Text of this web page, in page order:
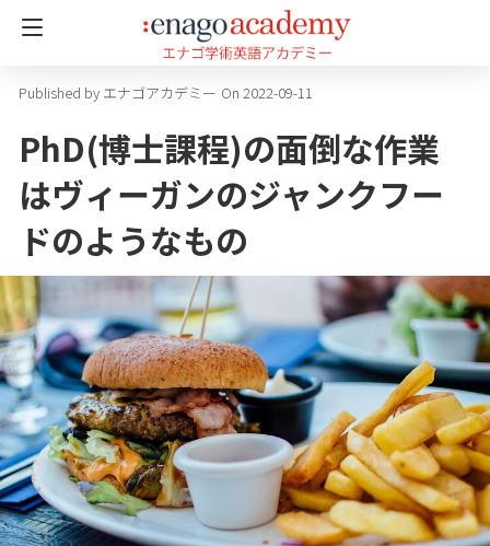
エナゴアカデミー On 2022-09-11
PhD(博士課程)の面倒な作業
はヴィーガンのジャンクフー
ドのようなもの